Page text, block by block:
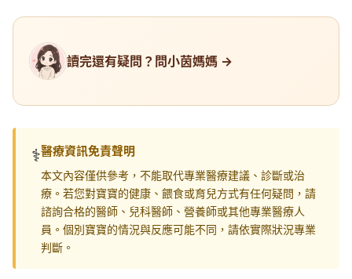
讀完還有疑問？問小茵媽媽 →
⚕️醫療資訊免責聲明
本文內容僅供參考，不能取代專業醫療建議、診斷或治
療。若您對寶寶的健康、餵食或育兒方式有任何疑問，請
諮詢合格的醫師、兒科醫師、營養師或其他專業醫療人
員。個別寶寶的情況與反應可能不同，請依實際狀況專業
判斷。